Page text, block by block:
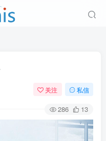
关注 私信
286 13